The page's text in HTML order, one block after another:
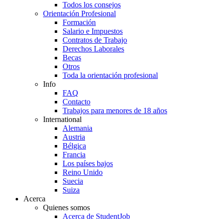
Todos los consejos
Orientación Profesional
Formación
Salario e Impuestos
Contratos de Trabajo
Derechos Laborales
Becas
Otros
Toda la orientación profesional
Info
FAQ
Contacto
Trabajos para menores de 18 años
International
Alemania
Austria
Bélgica
Francia
Los países bajos
Reino Unido
Suecia
Suiza
Acerca
Quienes somos
Acerca de StudentJob